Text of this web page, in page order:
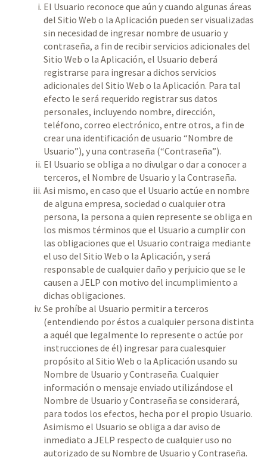
El Usuario reconoce que aún y cuando algunas áreas
del Sitio Web o la Aplicación pueden ser visualizadas
sin necesidad de ingresar nombre de usuario y
contraseña, a fin de recibir servicios adicionales del
Sitio Web o la Aplicación, el Usuario deberá
registrarse para ingresar a dichos servicios
adicionales del Sitio Web o la Aplicación. Para tal
efecto le será requerido registrar sus datos
personales, incluyendo nombre, dirección,
teléfono, correo electrónico, entre otros, a fin de
crear una identificación de usuario “Nombre de
Usuario”), y una contraseña (“Contraseña”).
El Usuario se obliga a no divulgar o dar a conocer a
terceros, el Nombre de Usuario y la Contraseña.
Asi mismo, en caso que el Usuario actúe en nombre
de alguna empresa, sociedad o cualquier otra
persona, la persona a quien represente se obliga en
los mismos términos que el Usuario a cumplir con
las obligaciones que el Usuario contraiga mediante
el uso del Sitio Web o la Aplicación, y será
responsable de cualquier daño y perjuicio que se le
causen a JELP con motivo del incumplimiento a
dichas obligaciones.
Se prohíbe al Usuario permitir a terceros
(entendiendo por éstos a cualquier persona distinta
a aquél que legalmente lo represente o actúe por
instrucciones de él) ingresar para cualesquier
propósito al Sitio Web o la Aplicación usando su
Nombre de Usuario y Contraseña. Cualquier
información o mensaje enviado utilizándose el
Nombre de Usuario y Contraseña se considerará,
para todos los efectos, hecha por el propio Usuario.
Asimismo el Usuario se obliga a dar aviso de
inmediato a JELP respecto de cualquier uso no
autorizado de su Nombre de Usuario y Contraseña.